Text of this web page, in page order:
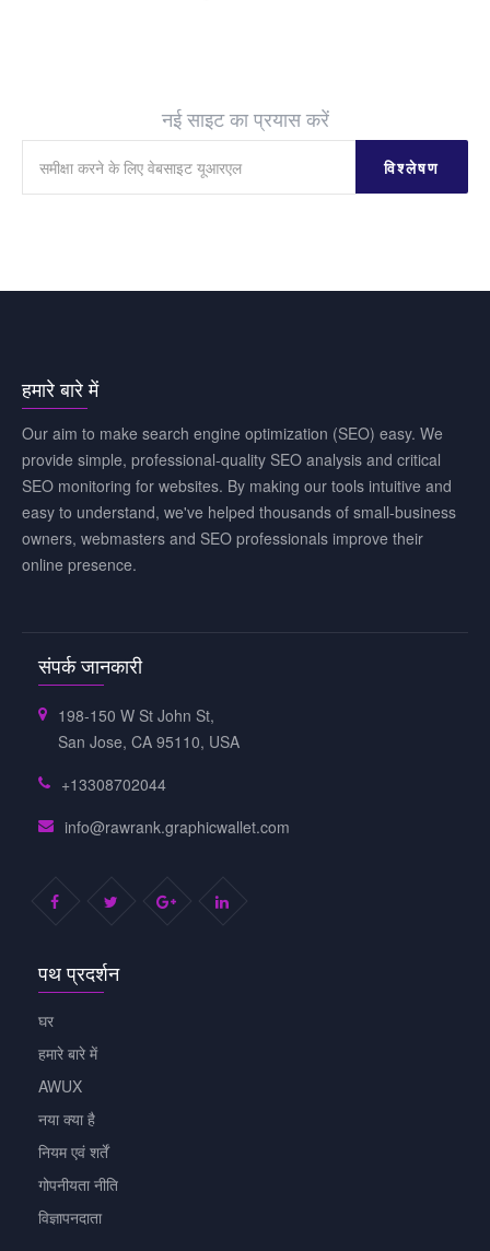
नई साइट का प्रयास करें
विश्लेषण
हमारे बारे में
Our aim to make search engine optimization (SEO) easy. We
provide simple, professional-quality SEO analysis and critical
SEO monitoring for websites. By making our tools intuitive and
easy to understand, we've helped thousands of small-business
owners, webmasters and SEO professionals improve their
online presence.
संपर्क जानकारी
198-150 W St John St,
San Jose, CA 95110, USA
+13308702044
info@rawrank.graphicwallet.com
पथ प्रदर्शन
घर
हमारे बारे में
AWUX
नया क्या है
नियम एवं शर्तें
गोपनीयता नीति
विज्ञापनदाता